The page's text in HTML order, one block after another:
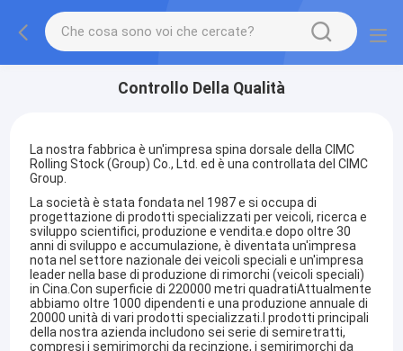
Controllo Della Qualità
La nostra fabbrica è un'impresa spina dorsale della CIMC
Rolling Stock (Group) Co., Ltd. ed è una controllata del CIMC
Group.
La società è stata fondata nel 1987 e si occupa di
progettazione di prodotti specializzati per veicoli, ricerca e
sviluppo scientifici, produzione e vendita.e dopo oltre 30
anni di sviluppo e accumulazione, è diventata un'impresa
nota nel settore nazionale dei veicoli speciali e un'impresa
leader nella base di produzione di rimorchi (veicoli speciali)
in Cina.Con superficie di 220000 metri quadratiAttualmente
abbiamo oltre 1000 dipendenti e una produzione annuale di
20000 unità di vari prodotti specializzati.I prodotti principali
della nostra azienda includono sei serie di semiretratti,
compresi i semirimorchi da recinzione, i semirimorchi da